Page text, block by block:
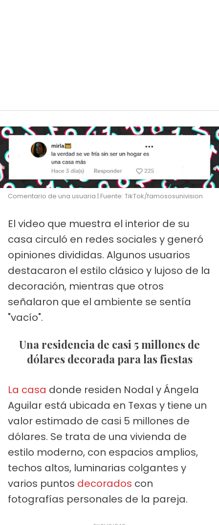
Comentario de una usuaria | Fuente: TikTok/famososunivision
El video que muestra el interior de su
casa circuló en redes sociales y generó
opiniones divididas. Algunos usuarios
destacaron el estilo clásico y lujoso de la
decoración, mientras que otros
señalaron que el ambiente se sentía
"vacío".
Una residencia de casi 5 millones de
dólares decorada para las fiestas
La casa donde residen Nodal y Ángela
Aguilar está ubicada en Texas y tiene un
valor estimado de casi 5 millones de
dólares. Se trata de una vivienda de
estilo moderno, con espacios amplios,
techos altos, luminarias colgantes y
varios puntos decorados con
fotografías personales de la pareja.